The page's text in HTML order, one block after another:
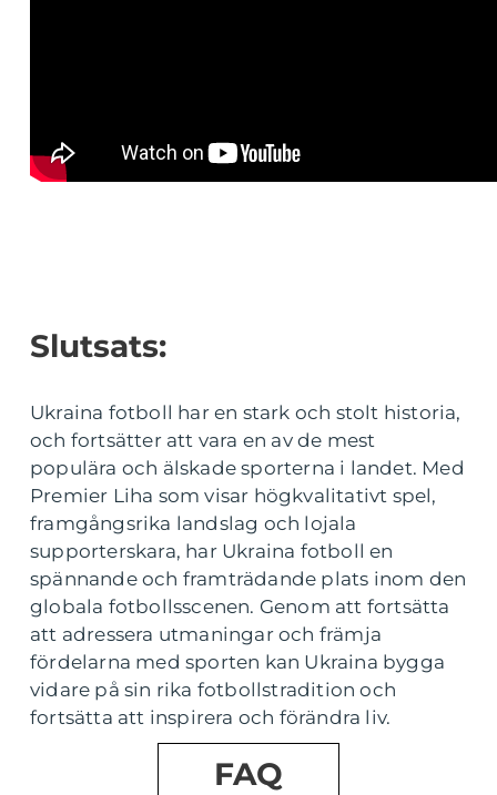
Slutsats:
Ukraina fotboll har en stark och stolt historia,
och fortsätter att vara en av de mest
populära och älskade sporterna i landet. Med
Premier Liha som visar högkvalitativt spel,
framgångsrika landslag och lojala
supporterskara, har Ukraina fotboll en
spännande och framträdande plats inom den
globala fotbollsscenen. Genom att fortsätta
att adressera utmaningar och främja
fördelarna med sporten kan Ukraina bygga
vidare på sin rika fotbollstradition och
fortsätta att inspirera och förändra liv.
FAQ